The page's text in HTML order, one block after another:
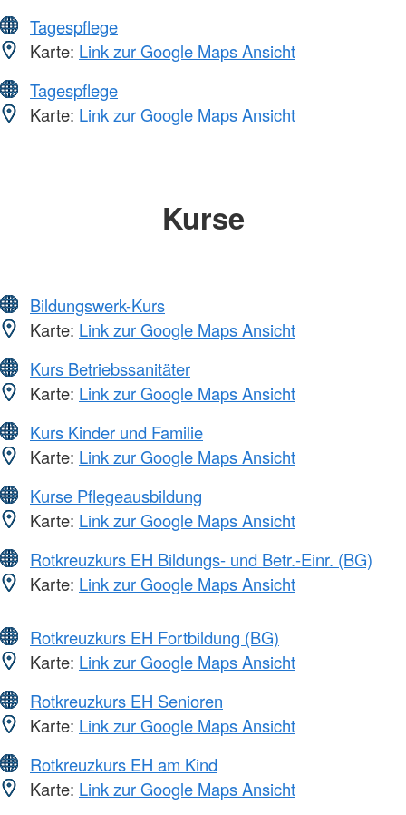
Tagespflege
Karte: Link zur Google Maps Ansicht
Tagespflege
Karte: Link zur Google Maps Ansicht
Kurse
Bildungswerk-Kurs
Karte: Link zur Google Maps Ansicht
Kurs Betriebssanitäter
Karte: Link zur Google Maps Ansicht
Kurs Kinder und Familie
Karte: Link zur Google Maps Ansicht
Kurse Pflegeausbildung
Karte: Link zur Google Maps Ansicht
Rotkreuzkurs EH Bildungs- und Betr.-Einr. (BG)
Karte: Link zur Google Maps Ansicht
Rotkreuzkurs EH Fortbildung (BG)
Karte: Link zur Google Maps Ansicht
Rotkreuzkurs EH Senioren
Karte: Link zur Google Maps Ansicht
Rotkreuzkurs EH am Kind
Karte: Link zur Google Maps Ansicht